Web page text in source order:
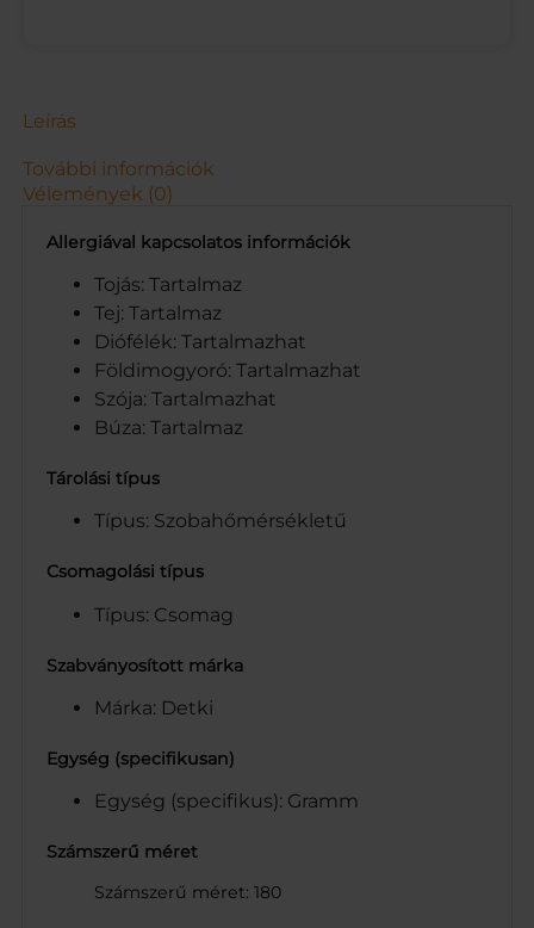
1
8
0
m
e
n
y
é
Leírás
További információk
Vélemények (0)
Allergiával kapcsolatos információk
Tojás: Tartalmaz
Tej: Tartalmaz
Diófélék: Tartalmazhat
Földimogyoró: Tartalmazhat
Szója: Tartalmazhat
Búza: Tartalmaz
Tárolási típus
Típus: Szobahőmérsékletű
Csomagolási típus
Típus: Csomag
Szabványosított márka
Márka: Detki
Egység (specifikusan)
Egység (specifikus): Gramm
Számszerű méret
Számszerű méret: 180